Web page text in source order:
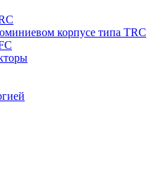
корпусе типа TRC